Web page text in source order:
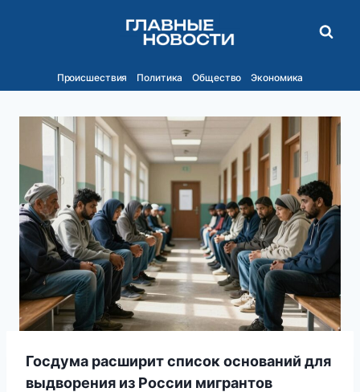
Происшествия Политика Общество Экономика
Госдума расширит список оснований для
выдворения из России мигрантов